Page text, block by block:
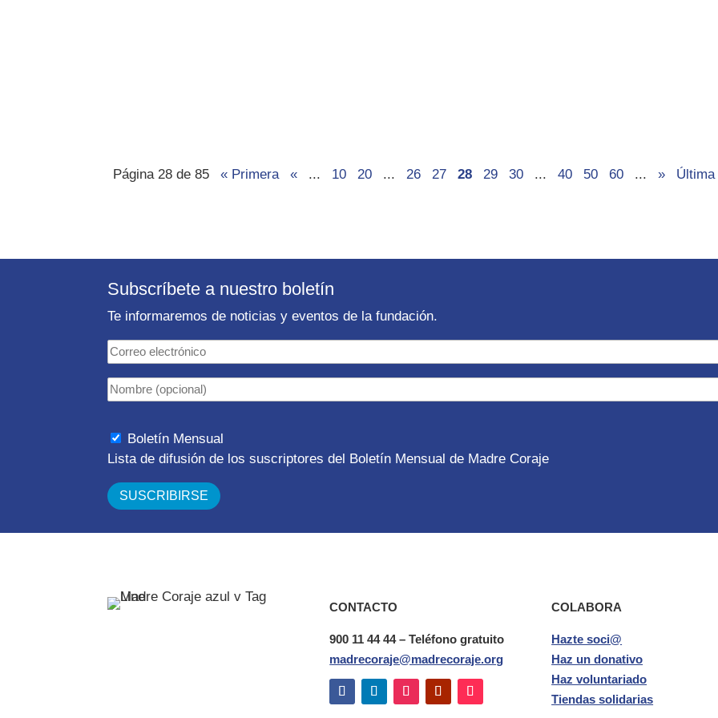
Página 28 de 85 « Primera « ... 10 20 ... 26 27 28 29 30 ... 40 50 60 ... » Última
Subscríbete a nuestro boletín
Te informaremos de noticias y eventos de la fundación.
Boletín Mensual
Lista de difusión de los suscriptores del Boletín Mensual de Madre Coraje
CONTACTO
900 11 44 44 – Teléfono gratuito
madrecoraje@madrecoraje.org
COLABORA
Hazte soci@
Haz un donativo
Haz voluntariado
Tiendas solidarias